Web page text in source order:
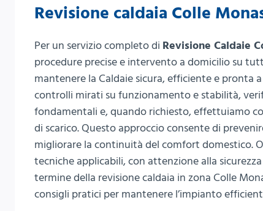
Revisione caldaia Colle
Per un servizio completo di Revisione Caldaie
procedure precise e intervento a domicilio su
mantenere la Caldaie sicura, efficiente e pronta
controlli mirati su funzionamento e stabilità,
fondamentali e, quando richiesto, effettuiamo
di scarico. Questo approccio consente di
migliorare la continuità del comfort domestico.
tecniche applicabili, con attenzione alla
termine della revisione caldaia in zona Colle
consigli pratici per mantenere l’impianto